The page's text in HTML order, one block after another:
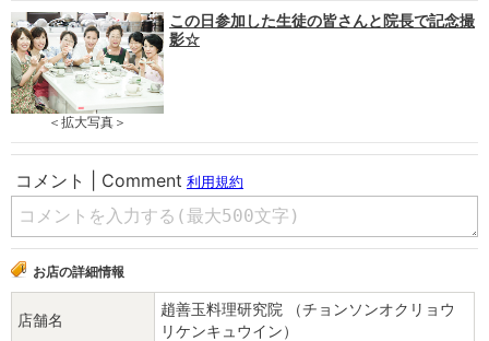
＜拡大写真＞
この日参加した生徒の皆さんと院長で記念撮
影☆
お店の詳細情報
店舗名
趙善玉料理研究院 （チョンソンオクリョウ
リケンキュウイン）